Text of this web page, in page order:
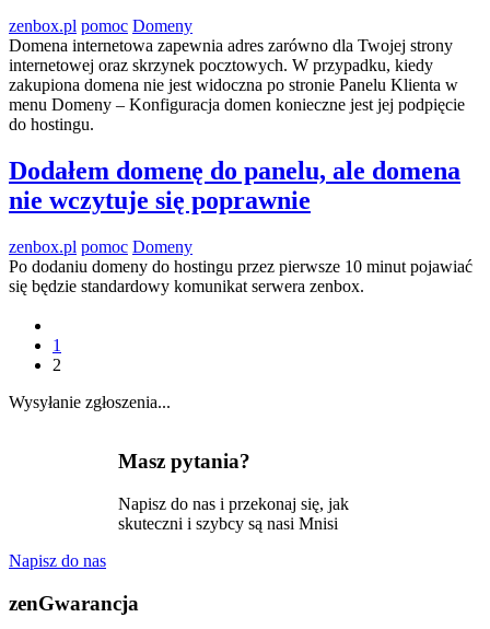
zenbox.pl pomoc Domeny
Domena internetowa zapewnia adres zarówno dla Twojej strony
internetowej oraz skrzynek pocztowych. W przypadku, kiedy
zakupiona domena nie jest widoczna po stronie Panelu Klienta w
menu Domeny – Konfiguracja domen konieczne jest jej podpięcie
do hostingu.
Dodałem domenę do panelu, ale domena
nie wczytuje się poprawnie
zenbox.pl pomoc Domeny
Po dodaniu domeny do hostingu przez pierwsze 10 minut pojawiać
się będzie standardowy komunikat serwera zenbox.
1
2
Wysyłanie zgłoszenia...
Masz pytania?
Napisz do nas i przekonaj się, jak
skuteczni i szybcy są nasi Mnisi
Napisz do nas
zenGwarancja